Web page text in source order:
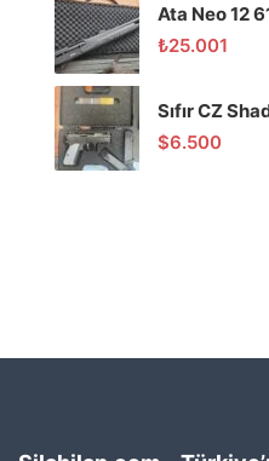
Ata Neo 12
₺25.001
Sıfır CZ
$6.500